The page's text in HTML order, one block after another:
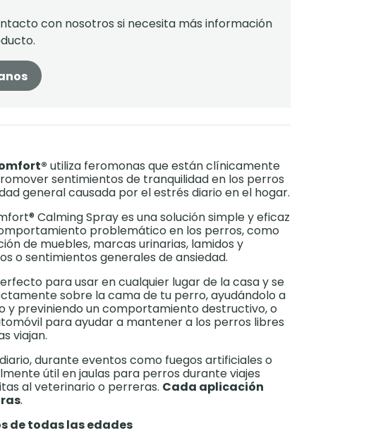
con nosotros si necesita más información
utiliza feromonas que están clínicamente
sentimientos de tranquilidad en los perros
general causada por el estrés diario en el hogar.
Calming Spray es una solución simple y eficaz
problemático en los perros, como
de muebles, marcas urinarias, lamidos y
o sentimientos generales de ansiedad.
para usar en cualquier lugar de la casa y se
sobre la cama de tu perro, ayudándolo a
y previniendo un comportamiento destructivo, o
para ayudar a mantener a los perros libres
viajan.
durante eventos como fuegos artificiales o
útil en jaulas para perros durante viajes
al veterinario o perreras. Cada aplicación
.
de todas las edades